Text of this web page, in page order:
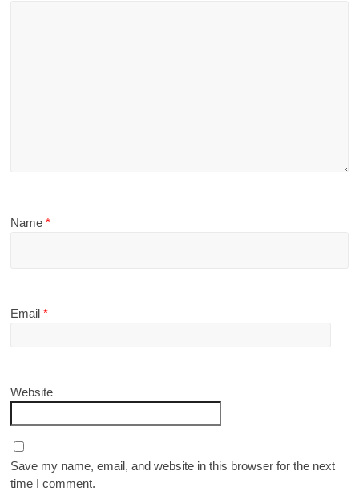
Name*
Email*
Website
Save my name, email, and website in this browser for the next
time I comment.